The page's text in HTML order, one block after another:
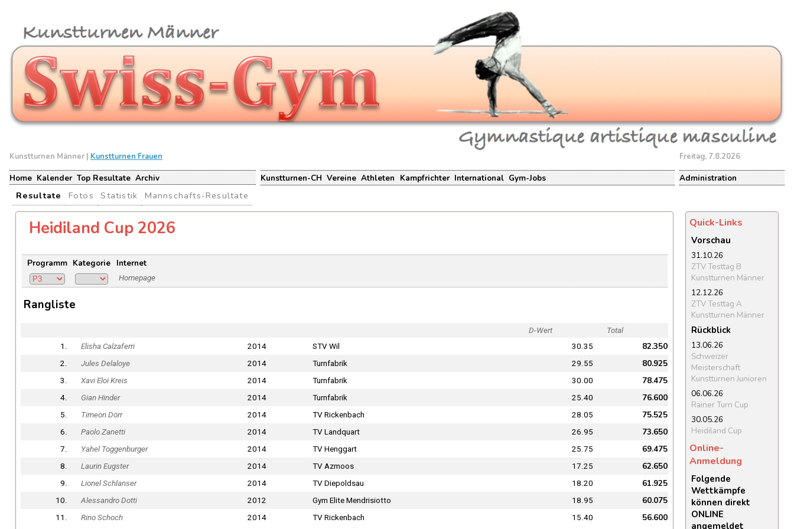
Kunstturnen Männer | Kunstturnen Frauen Freitag, 7.8.2026
Home Kalender Top Resultate Archiv Kunstturnen-CH Vereine Athleten Kampfrichter International Gym-Jobs Administration
Resultate Fotos Statistik Mannschafts-Resultate
Heidiland Cup 2026
Programm Kategorie Internet
Homepage
Rangliste
D-Wert
Total
1.
Elisha Calzaferri 2014 STV Wil 30.35 82.350
2. Jules Delaloye 2014 Turnfabrik 29.55 80.925
3. Xavi Eloi Kreis 2014 Turnfabrik 30.00 78.475
4. Gian Hinder 2014 Turnfabrik 25.40 76.600
5. Timeon Dörr 2014 TV Rickenbach 28.05 75.525
6. Paolo Zanetti 2014 TV Landquart 26.95 73.650
7. Yahel Toggenburger 2014 TV Henggart 25.75 69.475
8. Laurin Eugster 2014 TV Azmoos 17.25 62.650
9. Lionel Schlanser 2014 TV Diepoldsau 18.20 61.925
10. Alessandro Dotti 2012 Gym Elite Mendrisiotto 18.95 60.075
11. Rino Schoch 2014 TV Rickenbach 15.40 56.600
Quick-Links
Vorschau
31.10.26
ZTV Testtag B
Kunstturnen Männer
12.12.26
ZTV Testtag A
Kunstturnen Männer
Rückblick
13.06.26
Schweizer
Meisterschaft
Kunstturnen Junioren
06.06.26
Rainer Turn Cup
30.05.26
Heidiland Cup
Online-
Anmeldung
Folgende
Wettkämpfe
können direkt
ONLINE
angemeldet